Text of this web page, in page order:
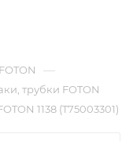
—
трубки FOTON
1138 (T75003301)